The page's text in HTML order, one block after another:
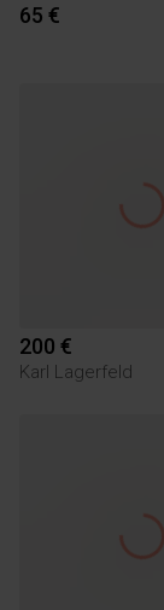
65 €
200 €
Karl Lagerfeld